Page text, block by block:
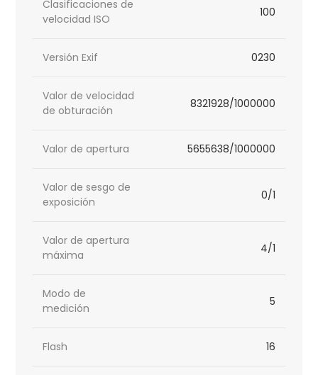
Clasificaciones de
velocidad ISO
100
Versión Exif 0230
Valor de velocidad
de obturación
8321928/1000000
Valor de apertura 5655638/1000000
Valor de sesgo de
exposición
0/1
Valor de apertura
máxima
4/1
Modo de
medición
5
Flash 16